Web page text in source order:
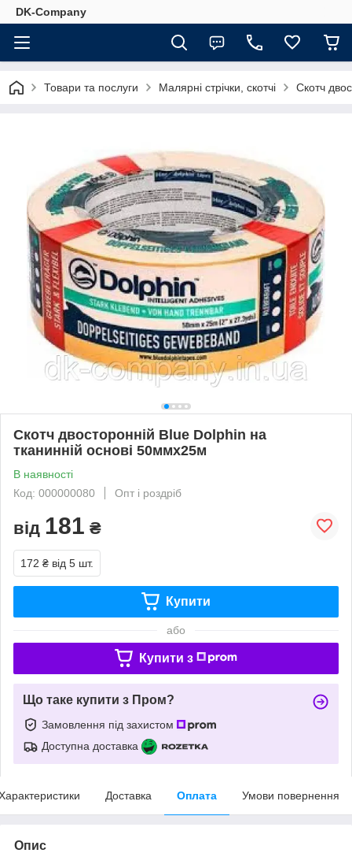
DK-Company
Товари та послуги Малярні стрічки, скотчі Скотч
Скотч двосторонній Blue Dolphin на
тканинній основі 50ммх25м
В наявності
Код: 000000080
Опт і роздріб
від 181 ₴
172 ₴ від 5 шт.
Купити
або
Купити з
Що таке купити з Пром?
Замовлення під захистом
Доступна доставка
Доставка Оплата Умови повернення
Опис